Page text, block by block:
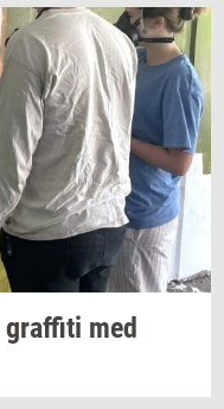
graf­fi­ti med